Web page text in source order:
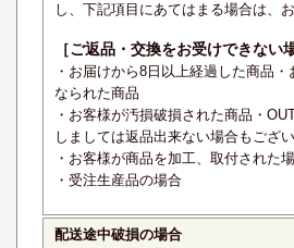
し、下記項目にあてはまる場合は、
［ご返品・交換をお受けできない
・お届けから8日以上経過した商品
なられた商品
・お客様が汚損破損された商品・
しましては返品出来ない場合もござい
・お客様が商品を加工、取付された
・受注生産品の場合
配送途中破損の場合